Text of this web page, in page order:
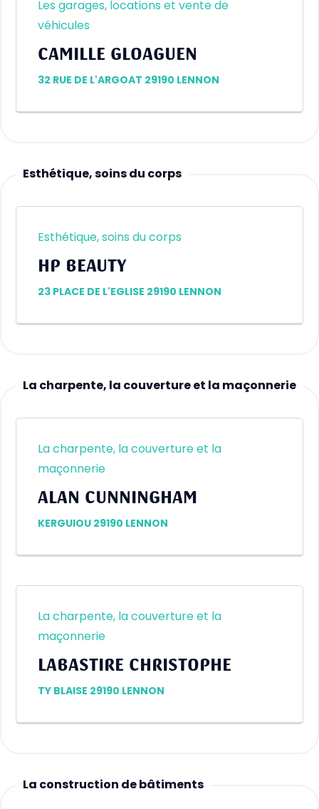
Les garages, locations et vente de
véhicules
CAMILLE GLOAGUEN
32 RUE DE L'ARGOAT 29190 LENNON
Esthétique, soins du corps
Esthétique, soins du corps
HP BEAUTY
23 PLACE DE L'EGLISE 29190 LENNON
La charpente, la couverture et la maçonnerie
La charpente, la couverture et la
maçonnerie
ALAN CUNNINGHAM
KERGUIOU 29190 LENNON
La charpente, la couverture et la
maçonnerie
LABASTIRE CHRISTOPHE
TY BLAISE 29190 LENNON
La construction de bâtiments